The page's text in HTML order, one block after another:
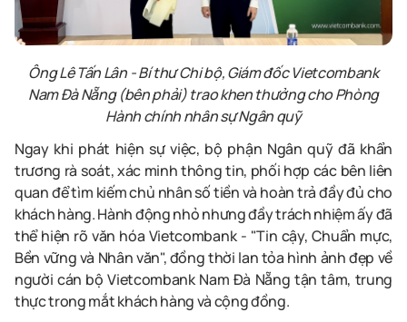
Ông Lê Tấn Lân - Bí thư Chi bộ, Giám đốc Vietcombank
Nam Đà Nẵng (bên phải) trao khen thưởng cho Phòng
Hành chính nhân sự Ngân quỹ
Ngay khi phát hiện sự việc, bộ phận Ngân quỹ đã khẩn
trương rà soát, xác minh thông tin, phối hợp các bên liên
quan để tìm kiếm chủ nhân số tiền và hoàn trả đầy đủ cho
khách hàng. Hành động nhỏ nhưng đầy trách nhiệm ấy đã
thể hiện rõ văn hóa Vietcombank - "Tin cậy, Chuẩn mực,
Bền vững và Nhân văn", đồng thời lan tỏa hình ảnh đẹp về
người cán bộ Vietcombank Nam Đà Nẵng tận tâm, trung
thực trong mắt khách hàng và cộng đồng.